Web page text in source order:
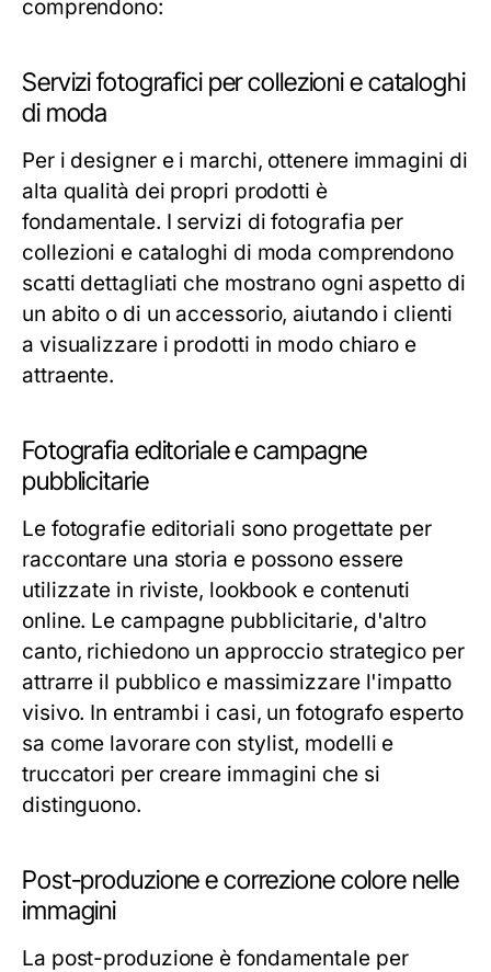
comprendono:
Servizi fotografici per collezioni e cataloghi
di moda
Per i designer e i marchi, ottenere immagini di
alta qualità dei propri prodotti è
fondamentale. I servizi di fotografia per
collezioni e cataloghi di moda comprendono
scatti dettagliati che mostrano ogni aspetto di
un abito o di un accessorio, aiutando i clienti
a visualizzare i prodotti in modo chiaro e
attraente.
Fotografia editoriale e campagne
pubblicitarie
Le fotografie editoriali sono progettate per
raccontare una storia e possono essere
utilizzate in riviste, lookbook e contenuti
online. Le campagne pubblicitarie, d'altro
canto, richiedono un approccio strategico per
attrarre il pubblico e massimizzare l'impatto
visivo. In entrambi i casi, un fotografo esperto
sa come lavorare con stylist, modelli e
truccatori per creare immagini che si
distinguono.
Post-produzione e correzione colore nelle
immagini
La post-produzione è fondamentale per